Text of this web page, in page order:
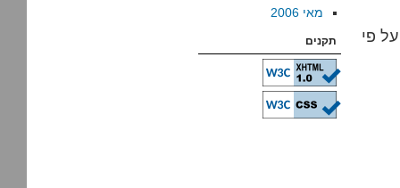
פי
מאי 2006
תקנים